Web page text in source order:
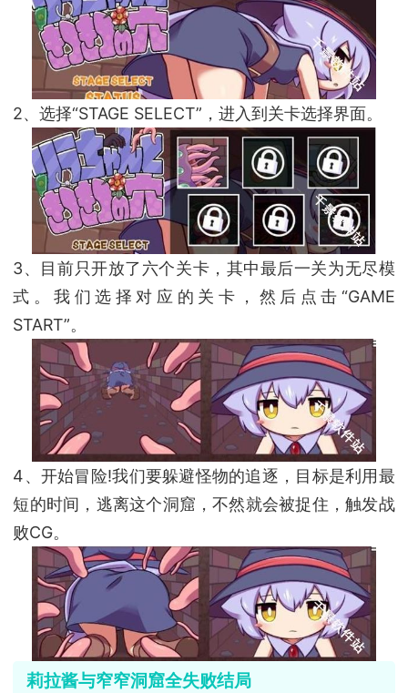
2、选择“STAGE SELECT”，进入到关卡选择界面。
3、目前只开放了六个关卡，其中最后一关为无尽模
式。我们选择对应的关卡，然后点击“GAME
START”。
4、开始冒险!我们要躲避怪物的追逐，目标是利用最
短的时间，逃离这个洞窟，不然就会被捉住，触发战
败CG。
莉拉酱与窄窄洞窟全失败结局